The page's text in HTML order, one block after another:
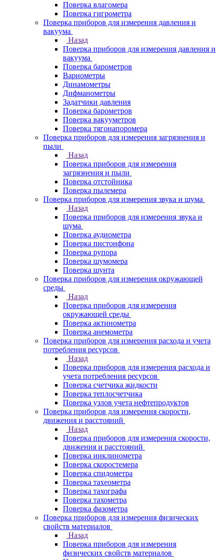
Поверка влагомера
Поверка гигрометра
Поверка приборов для измерения давления и
вакуума
Назад
Поверка приборов для измерения давления и
вакуума
Поверка барометров
Вариометры
Динамометры
Дифманометры
Задатчики давления
Поверка барометров
Поверка вакууметров
Поверка тягонапоромера
Поверка приборов для измерения загрязнения и
пыли
Назад
Поверка приборов для измерения
загрязнения и пыли
Поверка отстойника
Поверка пылемера
Поверка приборов для измерения звука и шума
Назад
Поверка приборов для измерения звука и
шума
Поверка аудиометра
Поверка пистонфона
Поверка рупора
Поверка шумомера
Поверка шунта
Поверка приборов для измерения окружающей
среды
Назад
Поверка приборов для измерения
окружающей среды
Поверка актинометра
Поверка анемометра
Поверка приборов для измерения расхода и учета
потребления ресурсов
Назад
Поверка приборов для измерения расхода и
учета потребления ресурсов
Поверка счетчика жидкости
Поверка теплосчетчика
Поверка узлов учета нефтепродуктов
Поверка приборов для измерения скорости,
движения и расстояний
Назад
Поверка приборов для измерения скорости,
движения и расстояний
Поверка инклинометра
Поверка скоростемера
Поверка спидометра
Поверка тахеометра
Поверка тахографа
Поверка тахометра
Поверка фазометра
Поверка приборов для измерения физических
свойств материалов
Назад
Поверка приборов для измерения
физических свойств материалов